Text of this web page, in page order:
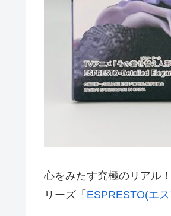
心をみたす究極のリアル
リーズ「 ESPRESTO(エ